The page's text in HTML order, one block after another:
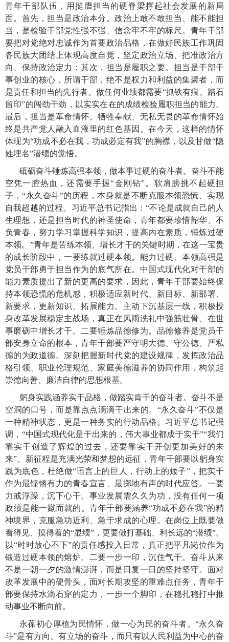
青年干部队伍，用挺膺担当的硬脊梁撑起社会发展的新局
面。首先，担当是政治本分。政治上敢不敢担当、能不能担
当，是检验干部党性强不强、信念牢不牢的标尺。青年干部
要把对党绝对忠诚作为首要政治品格，在做好民族工作巩固
各民族大团结上体现高度自觉，坚定政治立场、把准政治方
向、保持政治定力；其次，担当是履职之要。担当是干部干
事创业的核心，所谓干部，绝不是权力和利益的集聚者，而
是责任和担当的先行者。做任何业绩都需要“抓铁有痕、踏石
留印”的闯劲干劲，以实实在在的成绩检验履职担当的能力。
最后，担当是革命情怀。牺牲奉献、无私无畏的革命情怀始
终是共产党人融入血液里的红色基因。在今天，这样的情怀
体现为“功成不必在我，功成必定有我”的胸襟，以及甘做“隐
姓埋名”潜绩的觉悟。
砥砺奋斗锤炼高强本领，做本事过硬的奋斗者。奋斗不能
空凭一腔热血，还需要手握“金刚钻”。软肩膀挑不起硬担
子，“永久奋斗”的历程，本身就是不断克服本领恐慌、实现
自我超越的过程。习近平总书记指出：“不论是成就自己的人
生理想，还是担当时代的神圣使命，青年都要珍惜韶华、不
负青春，努力学习掌握科学知识，提高内在素质，锤炼过硬
本领。”青年是苦练本领、增长才干的关键时期，在这一宝贵
的成长阶段中，一要练就过硬本领。能力过硬、本领高强是
党员干部勇于担当作为的底气所在。中国式现代化对干部的
能力素质提出了新的更高的要求，因此，青年干部要始终保
持本领恐慌的危机感，积极适应新时代、新目标、新部署、
新要求，更新知识、拓展能力。主动下沉基层一线，积极投
身改革发展稳定主战场，真正在风雨洗礼中强筋壮骨、在世
事磨砺中增长才干。二要锤炼品德修为。品德修养是党员干
部安身立命的根本，青年干部要严守明大德、守公德、严私
德的为政道德。深刻把握新时代党的建设规律，发挥政治品
格引领、职业伦理规范、家庭美德滋养的协同作用，构筑起
崇德向善、廉洁自律的思想根基。
躬身实践涵养实干品格，做踏实肯干的奋斗者。奋斗不是
空洞的口号，而是靠点点滴滴干出来的。“永久奋斗”不仅是
一种精神状态，更是一种务实的行动品格。习近平总书记强
调，“中国式现代化是干出来的，伟大事业都成于实干”“我们
靠实干创造了辉煌的过去，还要靠实干开创更加美好的未
来”。新征程是充满光荣和梦想的远征，青年干部要以躬身实
践为底色，杜绝做“语言上的巨人，行动上的矮子”，把实干
作为最铿锵有力的青春宣言、最掷地有声的时代应答。一要
力戒浮躁，沉下心干。事业发展需久久为功，没有任何一项
政绩是能一蹴而就的。青年干部要涵养“功成不必在我”的精
神境界，克服急功近利、急于求成的心理。在岗位上既要做
看得见、摸得着的“显绩”，更要做打基础、利长远的“潜绩”。
以“时时放心不下”的责任感投入日常，真正把平凡岗位作为
锻造过硬本领的熔炉。二要一步一印，沉住气干。奋斗从来
不是一朝一夕的激情澎湃，而是日复一日的坚持坚守。面对
改革发展中的硬骨头，面对长期攻坚的重难点任务，青年干
部要保持水滴石穿的定力，一步一个脚印，在稳扎稳打中推
动事业不断向前。
永葆初心厚植为民情怀，做一心为民的奋斗者。“永久奋
斗”是有方向、有立场的奋斗，而只有以人民利益为中心的奋